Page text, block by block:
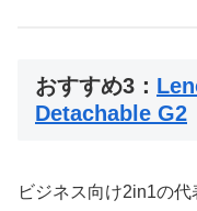
おすすめ3：
Detachable G2
ビジネス向け2in1の代